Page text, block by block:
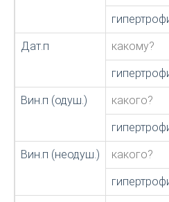
Дат.п какому?
Вин.п (одуш.) какого?
Вин.п (неодуш.) какого?